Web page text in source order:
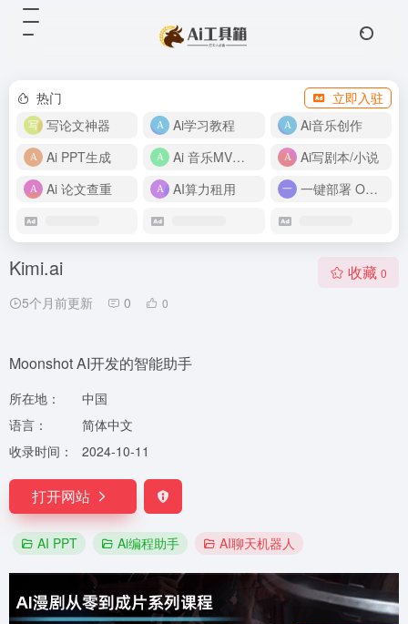
热门
立即入驻
写论文神器
Ai学习教程
Ai音乐创作
Ai PPT生成
Ai 音乐MV制作
Ai写剧本/小说
Ai 论文查重
AI算力租用 一键部署 OpenClaw
Kimi.ai
5个月前更新 0 0
收藏 0
Moonshot AI开发的智能助手
所在地：
中国
语言：
简体中文
收录时间：
2024-10-11
打开网站
AI PPT Ai编程助手 AI聊天机器人